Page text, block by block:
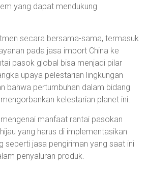
yang dapat mendukung
secara bersama-sama, termasuk
pada jasa import China ke
pasok global bisa menjadi pilar
upaya pelestarian lingkungan
bahwa pertumbuhan dalam bidang
kelestarian planet ini.
manfaat rantai pasokan
yang harus di implementasikan
seperti jasa pengiriman yang saat ini
penyaluran produk.